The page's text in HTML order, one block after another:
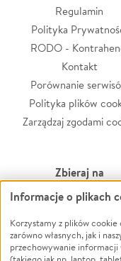
Regulamin
Polityka
RODO -
Kontakt
Porównanie
Polityka plików
Zarządzaj zgodami
Zbieraj na
Leczenie
Zwierzęta
Pożar
Informacje o plikach
Korzystamy z plików
zarówno własnych, jak i
przechowywanie informacji